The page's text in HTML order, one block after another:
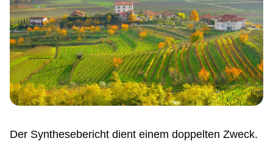
Der Synthesebericht dient einem doppelten Zweck.